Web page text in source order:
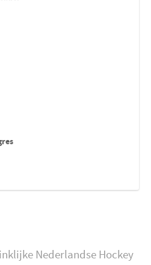
Nederlandse Hockey